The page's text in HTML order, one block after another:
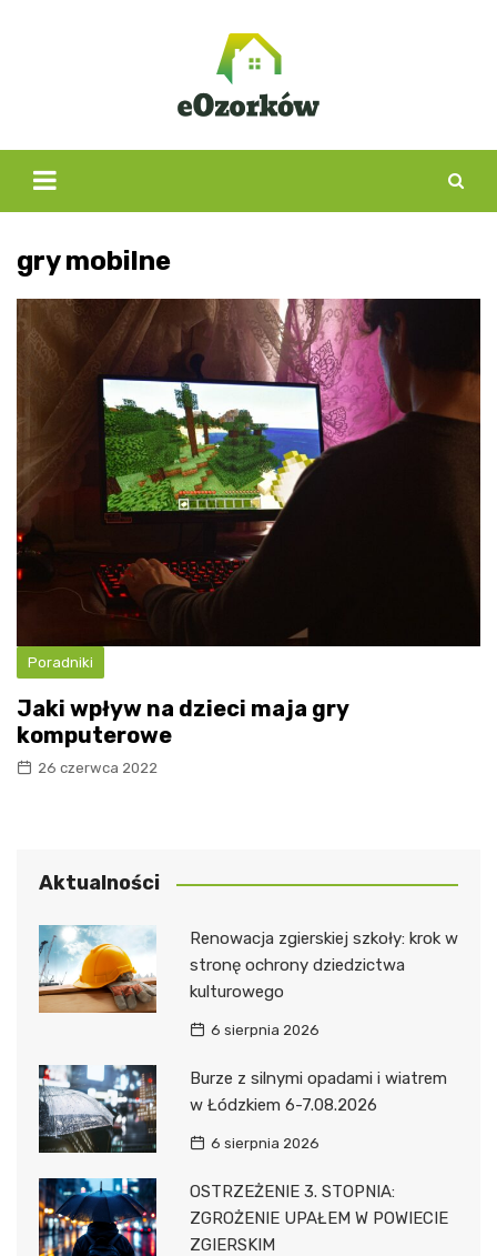
gry mobilne
Poradniki
Jaki wpływ na dzieci maja gry
komputerowe
26 czerwca 2022
Aktualności
Renowacja zgierskiej szkoły: krok w
stronę ochrony dziedzictwa
kulturowego
6 sierpnia 2026
Burze z silnymi opadami i wiatrem
w Łódzkiem 6-7.08.2026
6 sierpnia 2026
OSTRZEŻENIE 3. STOPNIA:
ZGROŻENIE UPAŁEM W POWIECIE
ZGIERSKIM